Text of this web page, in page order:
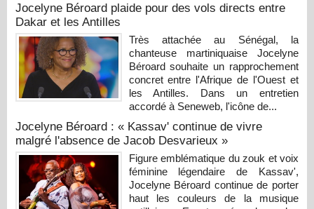
Jocelyne Béroard plaide pour des vols directs entre
Dakar et les Antilles
Très attachée au Sénégal, la
chanteuse martiniquaise Jocelyne
Béroard souhaite un rapprochement
concret entre l'Afrique de l'Ouest et
les Antilles. Dans un entretien
accordé à Seneweb, l'icône de...
Jocelyne Béroard : « Kassav' continue de vivre
malgré l'absence de Jacob Desvarieux »
Figure emblématique du zouk et voix
féminine légendaire de Kassav',
Jocelyne Béroard continue de porter
haut les couleurs de la musique